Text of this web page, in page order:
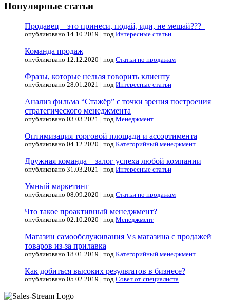
Популярные статьи
Продавец – это принеси, подай, иди, не мешай???
опубликовано 14.10.2019 под Интересные статьи
Команда продаж
опубликовано 12.12.2020 под Статьи по продажам
Фразы, которые нельзя говорить клиенту
опубликовано 28.01.2021 под Интересные статьи
Анализ фильма “Стажёр” с точки зрения построения
стратегического менеджмента
опубликовано 03.03.2021 под Менеджмент
Оптимизация торговой площади и ассортимента
опубликовано 04.12.2020 под Категорийный менеджмент
Дружная команда – залог успеха любой компании
опубликовано 31.03.2021 под Интересные статьи
Умный маркетинг
опубликовано 08.09.2020 под Статьи по продажам
Что такое проактивный менеджмент?
опубликовано 02.10.2020 под Менеджмент
Магазин самообслуживания Vs магазина с продажей
товаров из-за прилавка
опубликовано 18.01.2019 под Категорийный менеджмент
Как добиться высоких результатов в бизнесе?
опубликовано 05.02.2019 под Совет от специалиста